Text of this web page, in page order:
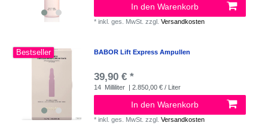
In den Warenkorb
*inkl. ges. MwSt. zzgl.Versandkosten
Bestseller BABOR Lift Express Ampullen
39,90 € *
14 Milliliter | 2.850,00 € / Liter
In den Warenkorb
*inkl. ges. MwSt. zzgl.Versandkosten